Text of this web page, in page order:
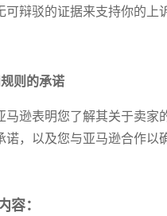
可辩驳的证据来支持你的
则的承诺
马逊表明您了解其关于卖
，以及您与亚马逊合作以
：